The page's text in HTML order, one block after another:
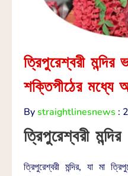
ত্রিপুরেশ্বরী মন্দির
শক্তিপীঠের মধ্যে
Bystraightlinesnews :
ত্রিপুরেশ্বরী মন্দির
ত্রিপুরেশ্বরী মন্দির, যা মা